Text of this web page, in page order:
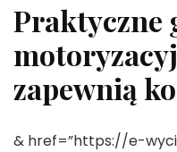
Praktyczne
zapewnią
& href=”https://e-